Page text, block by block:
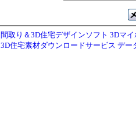
間取り＆3D住宅デザインソフト 3Dマ
3D住宅素材ダウンロードサービス デー